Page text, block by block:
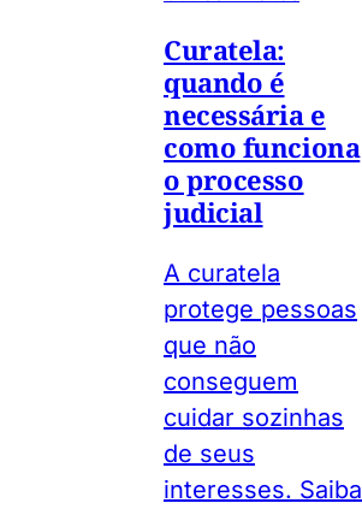
Curatela:
quando é
necessária e
como funciona
o processo
judicial
A curatela
protege pessoas
que não
conseguem
cuidar sozinhas
de seus
interesses. Saiba